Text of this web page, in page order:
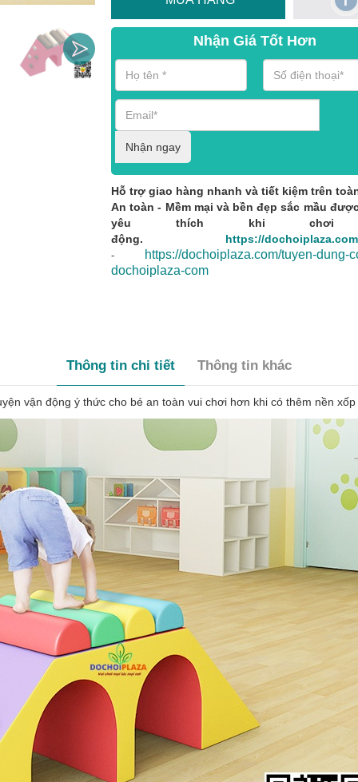
Nhận Giá Tốt Hơn
Nhận ngay
Hỗ trợ giao hàng nhanh và tiết kiệm trên
An toàn - Mềm mại và bền đẹp sắc mầu
yêu thích khi chơi
động.
https://dochoiplaza.com/
-
https://dochoiplaza.com/tuyen-dung-
dochoiplaza-com
Thông tin chi tiết Thông tin khác
vận động ý thức cho bé an toàn vui chơi hơn khi có thêm nền